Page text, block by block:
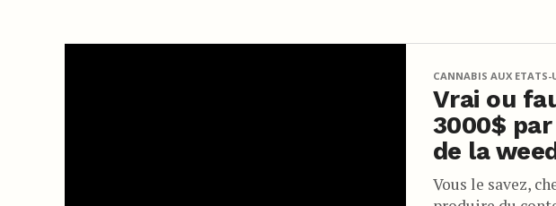
CANNABIS AUX ETATS-
Vrai ou
3000$
de la
Vous le savez,